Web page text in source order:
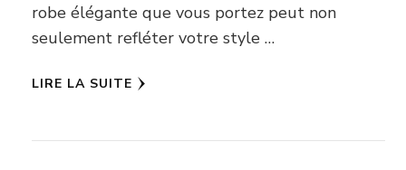
robe élégante que vous portez peut non
seulement refléter votre style …
LIRE LA SUITE